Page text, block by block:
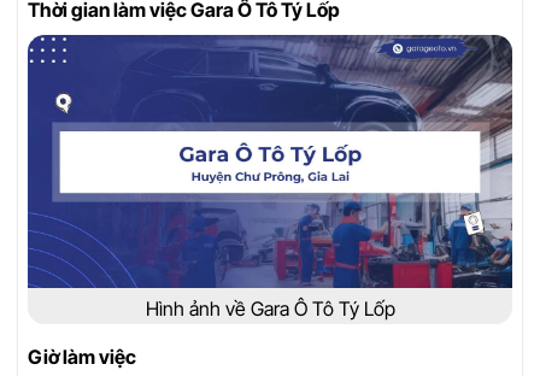
Thời gian làm việc Gara Ô Tô Tý Lốp
Hình ảnh về Gara Ô Tô Tý Lốp
Giờ làm việc